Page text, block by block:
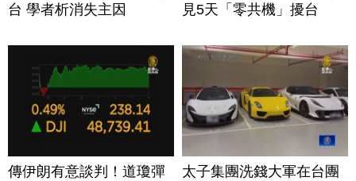
台 學者析消失主因
見5天「零共機」擾台
傳伊朗有意談判！道瓊彈
太子集團洗錢大軍在台團